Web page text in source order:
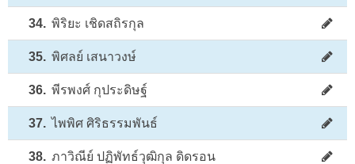
34. พิริยะ เชิดสถิรกุล
35. พิศลย์ เสนาวงษ์
36. พีรพงศ์ กุประดิษฐ์
37. ไพพิศ ศิริธรรมพันธ์
38. ภาวิณีย์ ปฏิพัทธ์วุฒิกุล ดิดรอน